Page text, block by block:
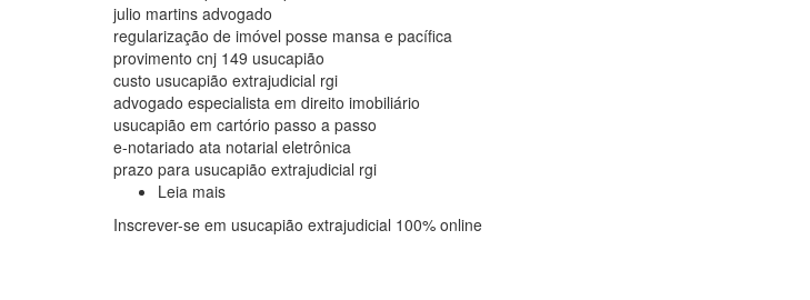
julio martins advogado
regularização de imóvel posse mansa e pacífica
provimento cnj 149 usucapião
custo usucapião extrajudicial rgi
advogado especialista em direito imobiliário
usucapião em cartório passo a passo
e-notariado ata notarial eletrônica
prazo para usucapião extrajudicial rgi
Leia mais
Cartório
Inscrever-se em usucapião extrajudicial 100% online